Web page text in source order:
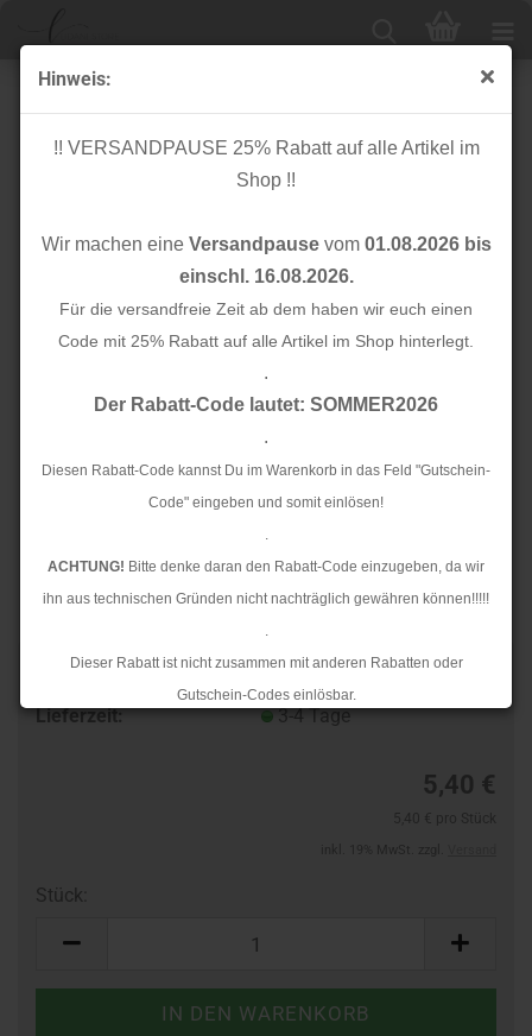
Hinweis:
!! VERSANDPAUSE 25% Rabatt auf alle Artikel im
Shop !!
Wir machen eine Versandpausevom 01.08.2026 bis
einschl. 16.08.2026.
Für die versandfreie Zeit ab dem haben wir euch einen
Code mit 25% Rabatt auf alle Artikel im Shop hinterlegt.
.
Der Rabatt-Code lautet: SOMMER2026
.
Diesen Rabatt-Code kannst Du im Warenkorb in das Feld "Gutschein-
Code" eingeben und somit einlösen!
.
ACHTUNG! Bitte denke daran den Rabatt-Code einzugeben, da wir
ihn aus technischen Gründen nicht nachträglich gewähren können!!!!!
.
Dieser Rabatt ist nicht zusammen mit anderen Rabatten oder
Gutschein-Codes einlösbar.
.
Rückstaus kann es jedoch zu längeren Lieferzeiten kommen.
Baumwolle Schrägband - 3m - neonorange - Rico
Design
Lieferzeit:
3-4 Tage
5,40 €
Stück: